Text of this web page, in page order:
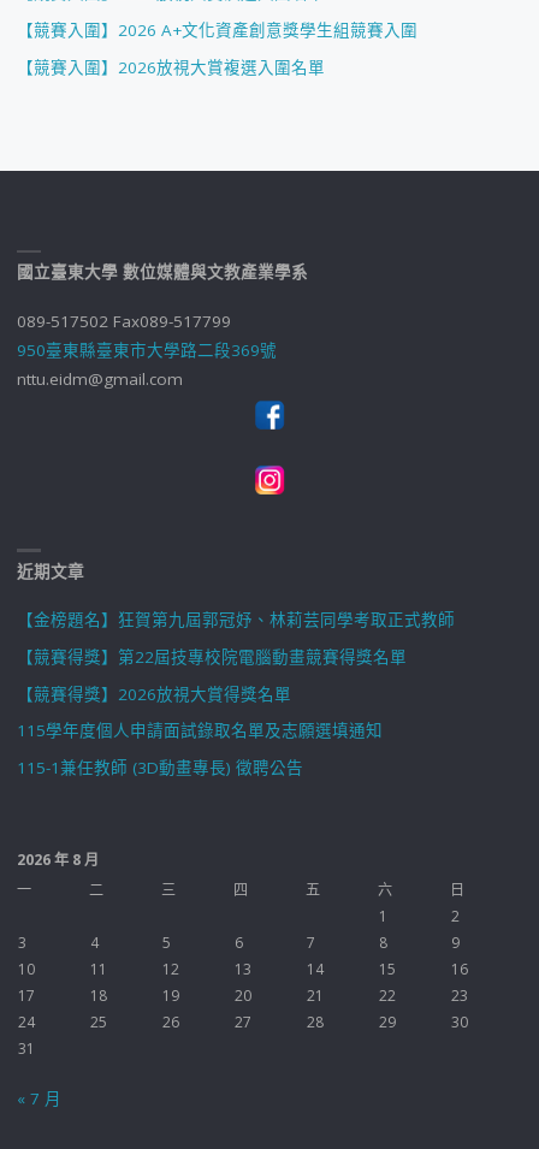
【競賽入圍】2026 A+文化資產創意獎學生組競賽入圍
【競賽入圍】2026放視大賞複選入圍名單
國立臺東大學 數位媒體與文教產業學系
089-517502 Fax089-517799
950臺東縣臺東市大學路二段369號
nttu.eidm@gmail.com
近期文章
【金榜題名】狂賀第九屆郭冠妤、林莉芸同學考取正式教師
【競賽得獎】第22屆技專校院電腦動畫競賽得獎名單
【競賽得獎】2026放視大賞得獎名單
115學年度個人申請面試錄取名單及志願選填通知
115-1兼任教師 (3D動畫專長) 徵聘公告
2026 年 8 月
一
二 三 四 五 六
日
1
2
3
4 5 6 7 8
9
10
11 12 13 14 15
16
17
18 19 20 21 22
23
24
25 26 27 28 29
30
31
« 7 月